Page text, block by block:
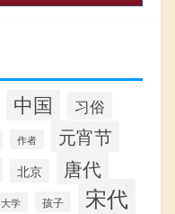
中国 习俗
作者 元宵节
北京 唐代
大学 孩子 宋代